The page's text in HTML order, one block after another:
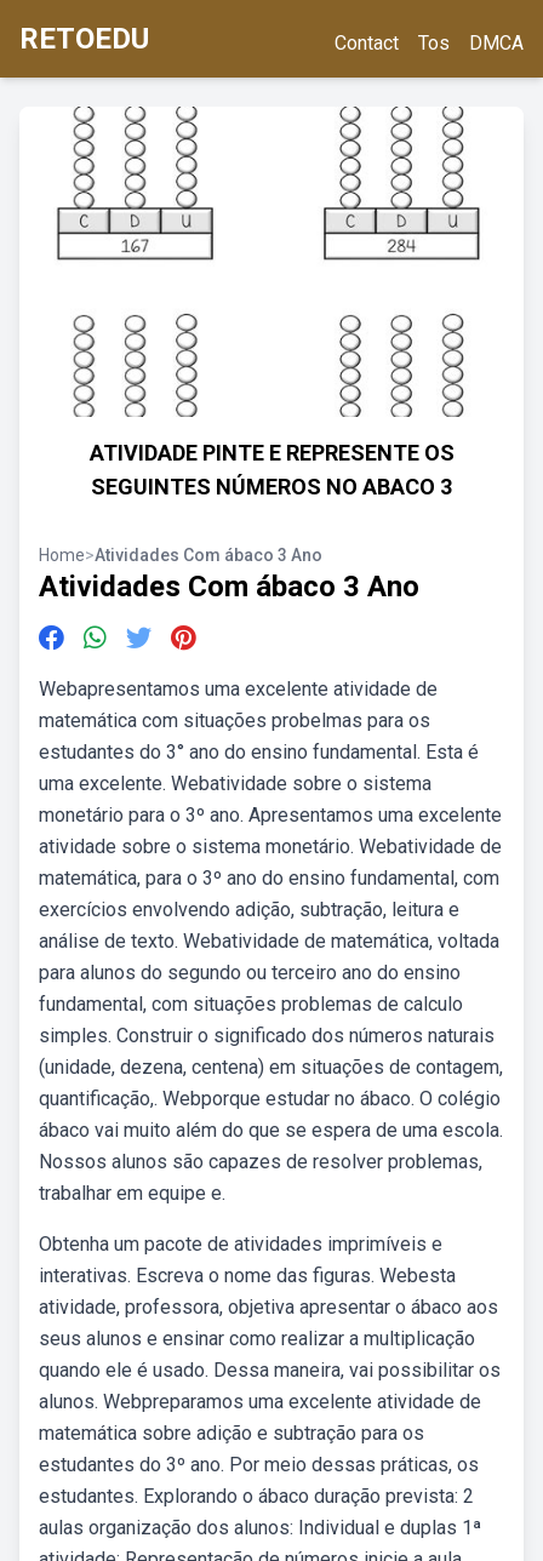
RETOEDU Contact Tos DMCA
ATIVIDADE PINTE E REPRESENTE OS
SEGUINTES NÚMEROS NO ABACO 3
Home>Atividades Com ábaco 3 Ano
Atividades Com ábaco 3 Ano
Webapresentamos uma excelente atividade de
matemática com situações probelmas para os
estudantes do 3° ano do ensino fundamental. Esta é
uma excelente. Webatividade sobre o sistema
monetário para o 3º ano. Apresentamos uma excelente
atividade sobre o sistema monetário. Webatividade de
matemática, para o 3º ano do ensino fundamental, com
exercícios envolvendo adição, subtração, leitura e
análise de texto. Webatividade de matemática, voltada
para alunos do segundo ou terceiro ano do ensino
fundamental, com situações problemas de calculo
simples. Construir o significado dos números naturais
(unidade, dezena, centena) em situações de contagem,
quantificação,. Webporque estudar no ábaco. O colégio
ábaco vai muito além do que se espera de uma escola.
Nossos alunos são capazes de resolver problemas,
trabalhar em equipe e.
Obtenha um pacote de atividades imprimíveis e
interativas. Escreva o nome das figuras. Webesta
atividade, professora, objetiva apresentar o ábaco aos
seus alunos e ensinar como realizar a multiplicação
quando ele é usado. Dessa maneira, vai possibilitar os
alunos. Webpreparamos uma excelente atividade de
matemática sobre adição e subtração para os
estudantes do 3º ano. Por meio dessas práticas, os
estudantes. Explorando o ábaco duração prevista: 2
aulas organização dos alunos: Individual e duplas 1ª